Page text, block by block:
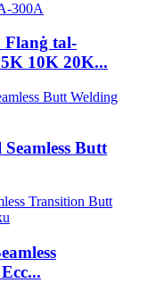
Flanġ tal-
10K 20K...
Seamless Butt